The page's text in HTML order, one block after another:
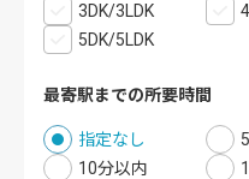
3DK/3LDK
5DK/5LDK
最寄駅までの所要時間
指定なし
10分以内